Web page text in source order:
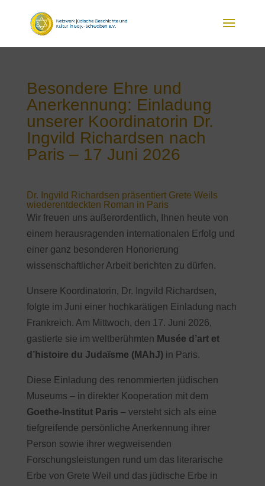
Besondere Ehre und
Anerkennung: Einladung
unserer Koordinatorin Dr.
Ingvild Richardsen nach
Paris – 17 Juni 2026
Dr. Ingvild Richardsen präsentiert Grete Weils
wiederentdeckten Roman in Paris
Wir freuen uns außerordentlich, Ihnen heute von
einem herausragenden internationalen Erfolg und
einer ganz besonderen Honorierung
wissenschaftlicher Arbeit berichten zu dürfen.
Unsere Koordinatorin, Dr. Ingvild Richardsen,
folgte im Juni einer hochkarätigen Einladung nach
Frankreich. Am Mittwoch, den 17. Juni 2026,
gastierte sie im weltberühmten Musée d’art et
d’histoire du Judaïsme (MAhJ)in Paris.
Diese Einladung des renommierten jüdischen
Museums – in direkter Kooperation mit dem
Goethe-Institut Paris – versteht sich als eine
tiefgreifende persönliche Anerkennung ihrer
Person sowie ihrer wegweisenden
Forschungsleistungen rund um das literarische
Erbe von Grete Weil und das jüdische Erbe in